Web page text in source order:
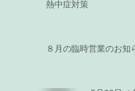
熱中症対策
８月の臨時営業のお知